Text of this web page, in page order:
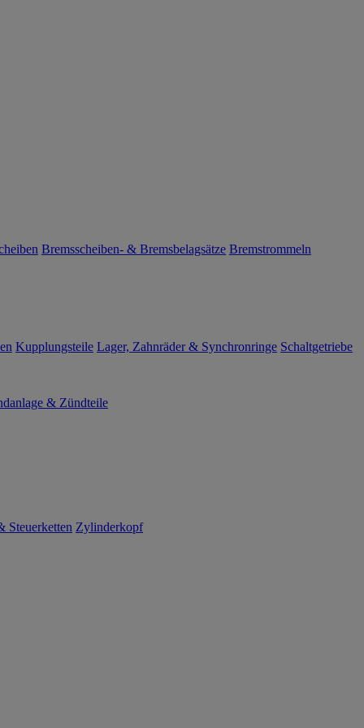
Bremsscheiben- & Bremsbelagsätze Bremstrommeln
Kupplungsteile Lager, Zahnräder & Synchronringe Schaltgetriebe
& Zündteile
Steuerketten Zylinderkopf